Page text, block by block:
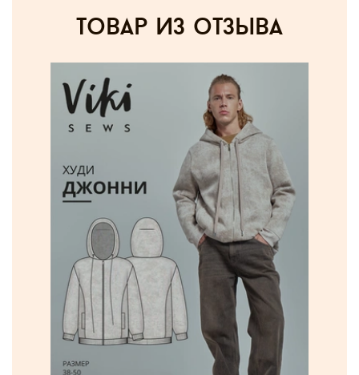
товар из отзыва